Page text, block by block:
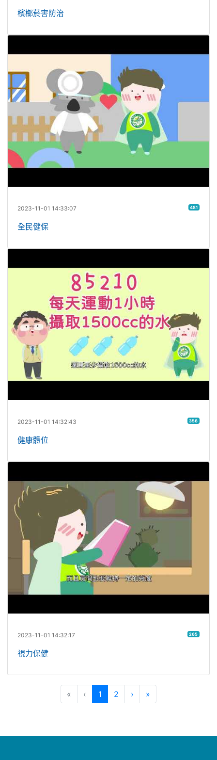
檳榔菸害防治
481
2023-11-01 14:33:07
全民健保
356
2023-11-01 14:32:43
健康體位
265
2023-11-01 14:32:17
視力保健
« ‹ 1 (目前頁次)
2 › 下一頁
»